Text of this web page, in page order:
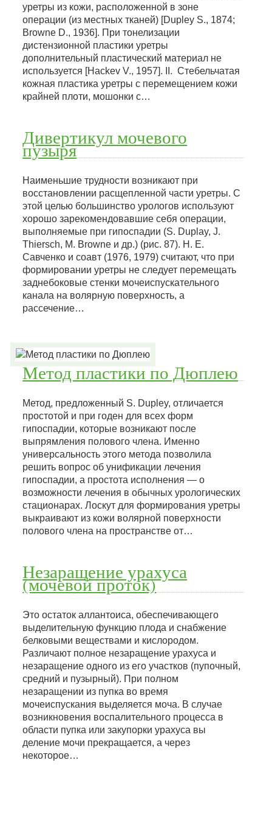
уретры из кожи, расположенной в зоне
операции (из местных тканей) [Dupley S., 1874;
Browne D., 1936]. При тонелизации
дистензионной пластики уретры
дополнительный пластический материал не
используется [Hackev V., 1957]. II. Стебельчатая
кожная пластика уретры с перемещением кожи
крайней плоти, мошонки с…
Дивертикул мочевого
пузыря
Наименьшие трудности возникают при
восстановлении расщепленной части уретры. С
этой целью большинство урологов используют
хорошо зарекомендовавшие себя операции,
выполняемые при гипоспадии (S. Duplay, J.
Thiersch, M. Browne и др.) (рис. 87). Н. Е.
Савченко и соавт (1976, 1979) считают, что при
формировании уретры не следует перемещать
заднебоковые стенки мочеиспускательного
канала на волярную поверхность, а
рассечение…
Метод пластики по Дюплею
Метод, предложенный S. Dupley, отличается
простотой и при годен для всех форм
гипоспадии, которые возникают после
выпрямления полового члена. Именно
универсальность этого метода позволила
решить вопрос об унификации лечения
гипоспадии, а простота исполнения — о
возможности лечения в обычных урологических
стационарах. Лоскут для формирования уретры
выкраивают из кожи волярной поверхности
полового члена на пространстве от…
Незаращение урахуса
(мочевой проток)
Это остаток аллантоиса, обеспечивающего
выделительную функцию плода и снабжение
белковыми веществами и кислородом.
Различают полное незаращение урахуса и
незаращение одного из его участков (пупочный,
средний и пузырный). При полном
незаращении из пупка во время
мочеиспускания выделяется моча. В случае
возникновения воспалительного процесса в
области пупка или закупорки урахуса вы
деление мочи прекращается, а через
некоторое…